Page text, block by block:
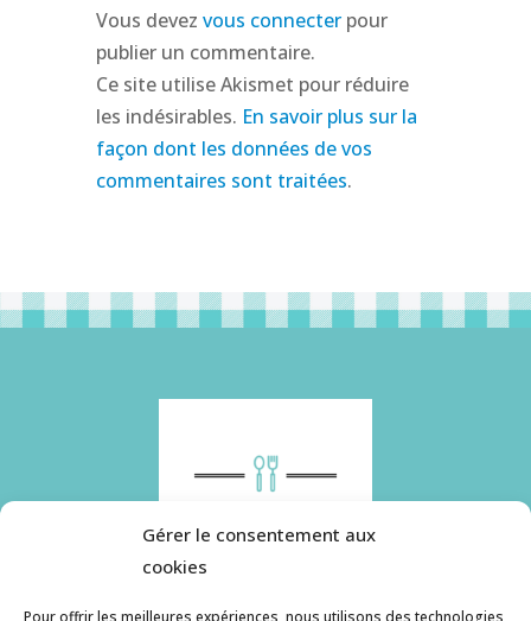
Gérer le consentement aux
cookies
Pour offrir les meilleures expériences, nous utilisons des technologies
Vous devez vous connecterpour
publier un commentaire.
Ce site utilise Akismet pour réduire
les indésirables. En savoir plus sur la
façon dont les données de vos
commentaires sont traitées.